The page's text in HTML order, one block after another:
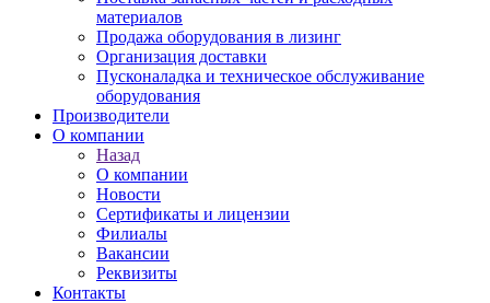
материалов
Продажа оборудования в лизинг
Организация доставки
Пусконаладка и техническое обслуживание
оборудования
Производители
О компании
Назад
О компании
Новости
Сертификаты и лицензии
Филиалы
Вакансии
Реквизиты
Контакты